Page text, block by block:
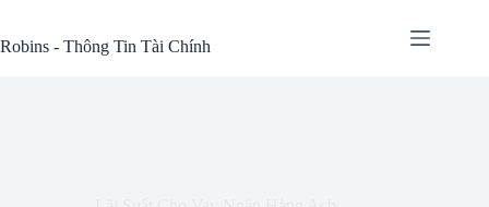
content
Robins - Thông Tin Tài Chính